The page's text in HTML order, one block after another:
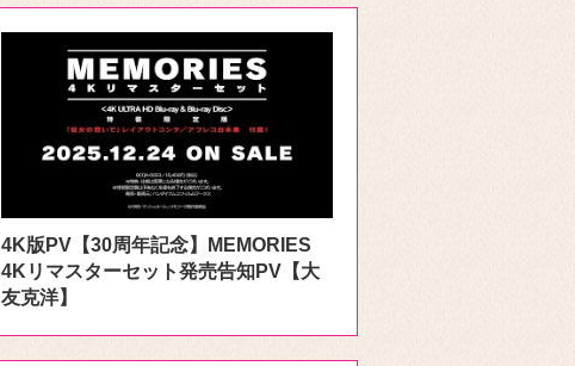
4K版PV【30周年記念】MEMORIES
4Kリマスターセット発売告知PV【大
友克洋】